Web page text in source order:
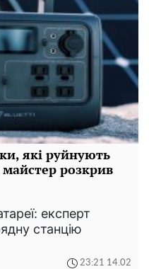
які руйнують
розкрив
експерт
станцію
23:21 14.02